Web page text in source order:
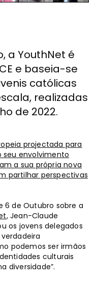
a YouthNet é
e baseia-se
católicas
realizadas
de 2022.
projectada para
seu envolvimento
a sua própria nova
partilhar perspectivas
6 de Outubro sobre a
, Jean-Claude
os jovens delegados
podemos ser irmãos
culturais
diversidade”.